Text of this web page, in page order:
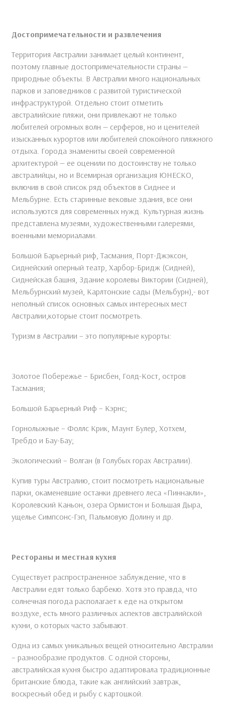
Достопримечательности и развлечения
Территория Австралии занимает целый континент,
поэтому главные достопримечательности страны —
природные объекты. В Австралии много национальных
парков и заповедников с развитой туристической
инфраструктурой. Отдельно стоит отметить
австралийские пляжи, они привлекают не только
любителей огромных волн — серферов, но и ценителей
изысканных курортов или любителей спокойного пляжного
отдыха. Города знамениты своей современной
архитектурой — ее оценили по достоинству не только
австралийцы, но и Всемирная организация ЮНЕСКО,
включив в свой список ряд объектов в Сиднее и
Мельбурне. Есть старинные вековые здания, все они
используются для современных нужд. Культурная жизнь
представлена музеями, художественными галереями,
военными мемориалами.
Большой Барьерный риф, Тасмания, Порт-Джэксон,
Сиднейский оперный театр, Харбор-Бридж (Сидней),
Сиднейская башня, Здание королевы Виктории (Сидней),
Мельбурнский музей, Карлтонские сады (Мельбурн),- вот
неполный список основных самых интересных мест
Австралии,которые стоит посмотреть.
Туризм в Австралии – это популярные курорты:
Золотое Побережье – Брисбен, Голд-Кост, остров
Тасмания;
Большой Барьерный Риф – Кэрнс;
Горнолыжные – Фоллс Крик, Маунт Булер, Хотхем,
Требдо и Бау-Бау;
Экологический – Волган (в Голубых горах Австралии).
Купив туры Австралию, стоит посмотреть национальные
парки, окаменевшие останки древнего леса «Пиннакли»,
Королевский Каньон, озера Ормистон и Большая Дыра,
ущелье Симпсонс-Гэп, Пальмовую Долину и др.
Рестораны и местная кухня
Существует распространенное заблуждение, что в
Австралии едят только барбекю. Хотя это правда, что
солнечная погода располагает к еде на открытом
воздухе, есть много различных аспектов австралийской
кухни, о которых часто забывают.
Одна из самых уникальных вещей относительно Австралии
– разнообразие продуктов. С одной стороны,
австралийская кухня быстро адаптировала традиционные
британские блюда, такие как английский завтрак,
воскресный обед и рыбу с картошкой.